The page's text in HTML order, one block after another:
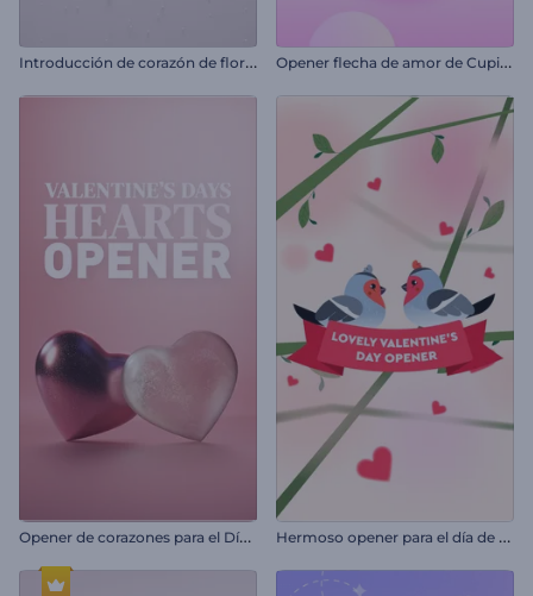
I
ntroducción de corazón de flores para San Valentín O
pener flecha de amor de Cupido
O
pener de corazones para el Día de San Valentín H
ermoso opener para el día de San Valentín